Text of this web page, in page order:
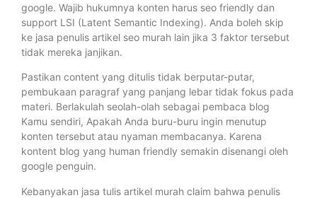
google. Wajib hukumnya konten harus seo friendly dan
support LSI (Latent Semantic Indexing). Anda boleh skip
ke jasa penulis artikel seo murah lain jika 3 faktor tersebut
tidak mereka janjikan.
Pastikan content yang ditulis tidak berputar-putar,
pembukaan paragraf yang panjang lebar tidak fokus pada
materi. Berlakulah seolah-olah sebagai pembaca blog
Kamu sendiri, Apakah Anda buru-buru ingin menutup
konten tersebut atau nyaman membacanya. Karena
kontent blog yang human friendly semakin disenangi oleh
google penguin.
Kebanyakan jasa tulis artikel murah claim bahwa penulis